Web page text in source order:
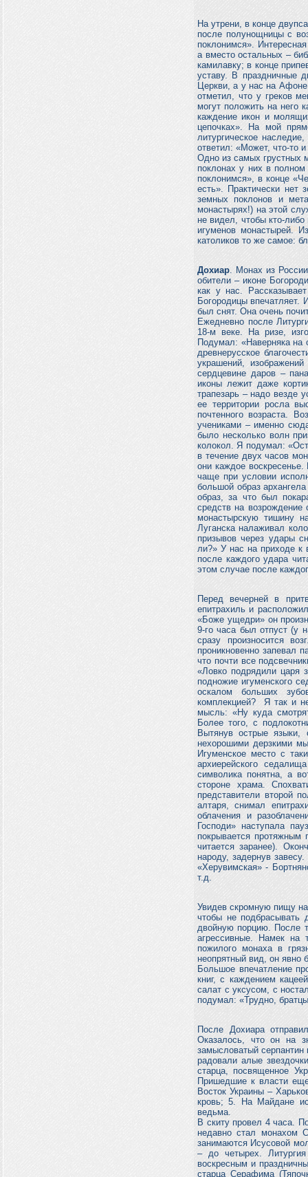
На утрени, в конце
после полунощницы с
поклонимся».
а вместо остальных –
камилавку; в конце
уставу. В праздничные
Церкви, а у нас на
отметил, что у греков
могут положить на него
каждение икон и
цепочках». На мой
литургическое
ответил: «Может, что-то
Одно из самых грустных
поклонах у них в
поклонимся», в конце
есть». Практически нет
земных поклонов и
монастырях!) на этой
не видел, чтобы кто-
игуменов монастырей.
католиков то же самое:
Дохиар. Монах из
обители – иконе
как у нас.
Богородицы впечатляет.
был снят. Она очень
Ежедневно после
18-м веке. На ризе,
Подумал: «Наверняка на
древнерусское
украшений,
сердцевине даров –
иконы лежит даже
трапезарь – надо везде
ее территории росла
почтенного возраста.
учениками – именно
было несколько волн
колокол. Я подумал:
в течение двух часов
они каждое
чаще при условии
большой образ
образ, за что был
средств на
монастырскую тишину
Луганска налаживал
призывов через удары
ли?» У нас на приходе к
после каждого удара
этом случае после
Перед вечерней в
епитрахиль и
«Боже ущедри» он
9-го часа был отпуст (у
сразу произносится
проникновенно запевал
что почти все
«Ловко подрядили царя
подножие игуменского
оскалом больших
комплекцией? Я так и
мысль: «Ну куда
Более того, с
Вытянув острые языки,
нехорошими дерзкими
Игуменское место с
архиерейского
символика понятна, а
стороне храма.
представители второй
алтаря, снимал
облачения и
Господи» наступала
покрывается протяжным
читается заранее).
народу, задернув
«Херувимская» -
т.д.
Увидев скромную пищу
чтобы не подбрасывать
двойную порцию. После
агрессивные. Намек на
пожилого монаха в
неопрятный вид, он явно
Большое впечатление
книг, с каждением
салат с уксусом, с
подумал: «Трудно,
После Дохиара
Оказалось, что он на
замысловатый серпантин
радовали алые
старца, посвященное
Пришедшие к власти
Восток Украины –
кровь; 5. На Майдане
ведьма.
В скиту провел 4 часа.
недавно стал монахом
занимаются Исусовой
– до четырех.
воскресным и
старца Серафима